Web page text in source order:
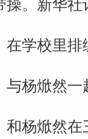
。新华社
学校里排
杨焮然一
杨焮然在